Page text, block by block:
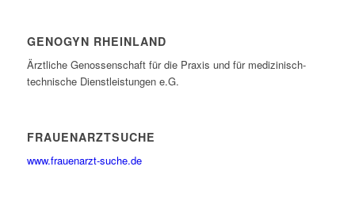
GENOGYN RHEINLAND
Ärztliche Genossenschaft für die Praxis und für medizinisch-
technische Dienstleistungen e.G.
FRAUENARZTSUCHE
www.frauenarzt-suche.de